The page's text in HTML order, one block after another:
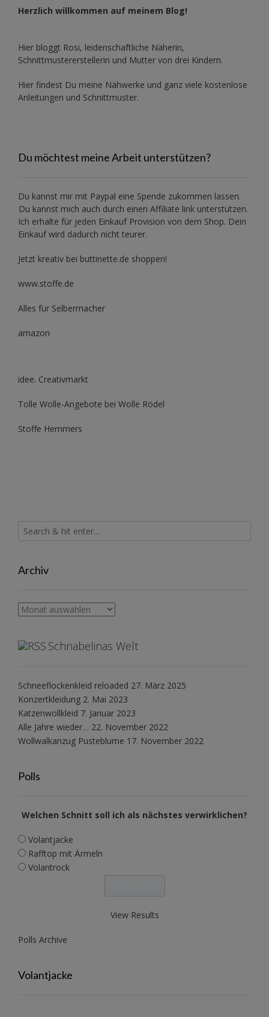
Herzlich willkommen auf meinem Blog!
Hier bloggt Rosi, leidenschaftliche Näherin,
Schnittmustererstellerin und Mutter von drei Kindern.
Hier findest Du meine Nähwerke und ganz viele kostenlose
Anleitungen und Schnittmuster.
Du möchtest meine Arbeit unterstützen?
Du kannst mir mit Paypal eine Spende zukommen lassen.
Du kannst mich auch durch einen Affiliate link unterstützen.
Ich erhalte für jeden Einkauf Provision von dem Shop. Dein
Einkauf wird dadurch nicht teurer.
Jetzt kreativ bei buttinette.de shoppen!
www.stoffe.de
Alles für Selbermacher
amazon
idee. Creativmarkt
Tolle Wolle-Angebote bei Wolle Rödel
Stoffe Hemmers
Archiv
Archiv
Schnabelinas Welt
Schneeflockenkleid reloaded 27. März 2025
Konzertkleidung 2. Mai 2023
Katzenwollkleid 7. Januar 2023
Alle Jahre wieder… 22. November 2022
Wollwalkanzug Pusteblume 17. November 2022
Polls
Welchen Schnitt soll ich als nächstes verwirklichen?
Volantjacke
Rafftop mit Ärmeln
Volantrock
View Results
Polls Archive
Volantjacke